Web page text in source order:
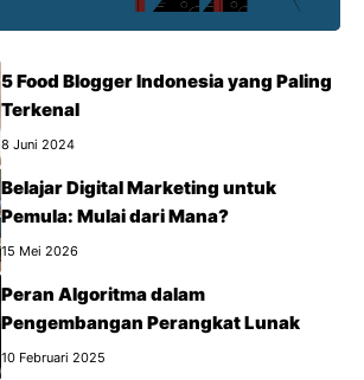
5 Food Blogger Indonesia yang Paling
Terkenal
8 Juni 2024
Belajar Digital Marketing untuk
Pemula: Mulai dari Mana?
15 Mei 2026
Peran Algoritma dalam
Pengembangan Perangkat Lunak
10 Februari 2025